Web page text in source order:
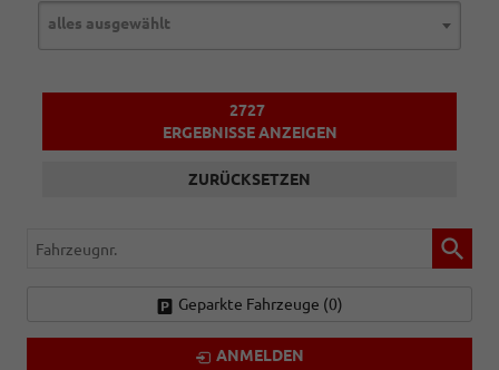
alles ausgewählt
2727
ERGEBNISSE ANZEIGEN
ZURÜCKSETZEN
Fahrzeugnr.
Geparkte Fahrzeuge (0)
ANMELDEN